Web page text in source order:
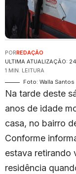
ULTIMA ATUALIZAÇÃO:
PORREDAÇÃO
1 MIN. LEITURA
Foto: Walla Santos
Na tarde deste
anos de idade
casa, no bairro
Conforme
estava retirando
residência